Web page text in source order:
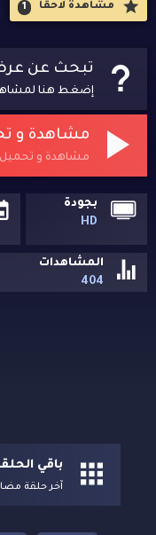
مشاهدة لاحقاََ 1
تبحث عن
إضغط هنا
مشاهدة و
مشاهدة و
بجودة
HD
المشاهدات
404
باقي
آخر حلقة